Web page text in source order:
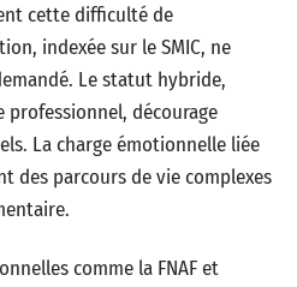
cette difficulté de
indexée sur le SMIC, ne
Le statut hybride,
professionnel, décourage
La charge émotionnelle liée
des parcours de vie complexes
comme la FNAF et